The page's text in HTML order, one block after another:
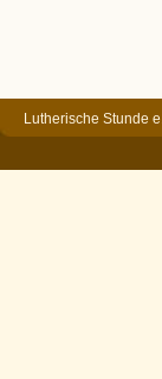
Lutherische